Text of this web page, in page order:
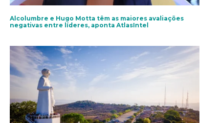
Alcolumbre e Hugo Motta têm as maiores avaliações
negativas entre líderes, aponta AtlasIntel